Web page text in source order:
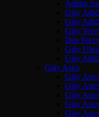
Adidas
Giày
Giày
Giày
Dép
Giày
Giày
Giày Asics
Giày
Giày
Giày
Giày
Giày